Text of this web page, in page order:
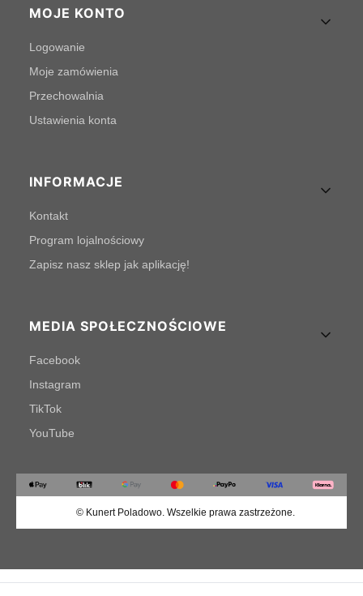
MOJE KONTO
Logowanie
Moje zamówienia
Przechowalnia
Ustawienia konta
INFORMACJE
Kontakt
Program lojalnościowy
Zapisz nasz sklep jak aplikację!
MEDIA SPOŁECZNOŚCIOWE
Facebook
Instagram
TikTok
YouTube
© Kunert Poladowo. Wszelkie prawa zastrzeżone.